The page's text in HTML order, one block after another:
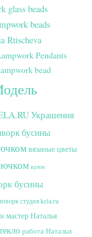
glass beads
beads
Rtischeva
Pendants
bead
Украшения
бусины
вязаные цветы
кулон
бусины
студия kela.ru
мастер Наталья
работа Натальи